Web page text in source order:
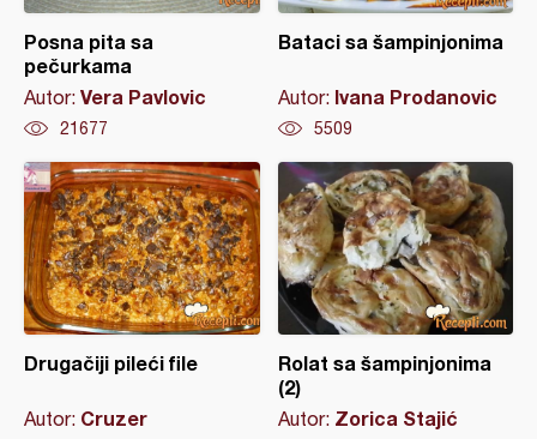
Posna pita sa
pečurkama
Autor: Vera Pavlovic
21677
Bataci sa šampinjonima
Autor: Ivana Prodanovic
5509
Drugačiji pileći file
Autor: Cruzer
Rolat sa šampinjonima
(2)
Autor: Zorica Stajić